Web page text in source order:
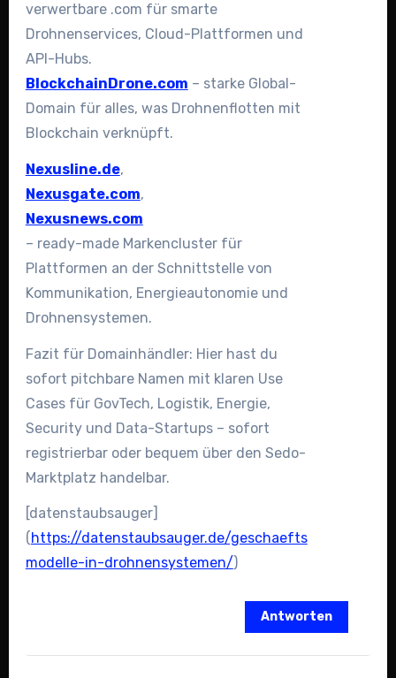
verwertbare .com für smarte
Drohnenservices, Cloud-Plattformen und
API-Hubs.
BlockchainDrone.com – starke Global-
Domain für alles, was Drohnenflotten mit
Blockchain verknüpft.
Nexusline.de,
Nexusgate.com,
Nexusnews.com
– ready-made Markencluster für
Plattformen an der Schnittstelle von
Kommunikation, Energieautonomie und
Drohnensystemen.
Fazit für Domainhändler: Hier hast du
sofort pitchbare Namen mit klaren Use
Cases für GovTech, Logistik, Energie,
Security und Data-Startups – sofort
registrierbar oder bequem über den Sedo-
Marktplatz handelbar.
[datenstaubsauger]
( https://datenstaubsauger.de/geschaefts
modelle-in-drohnensystemen/)
Antworten